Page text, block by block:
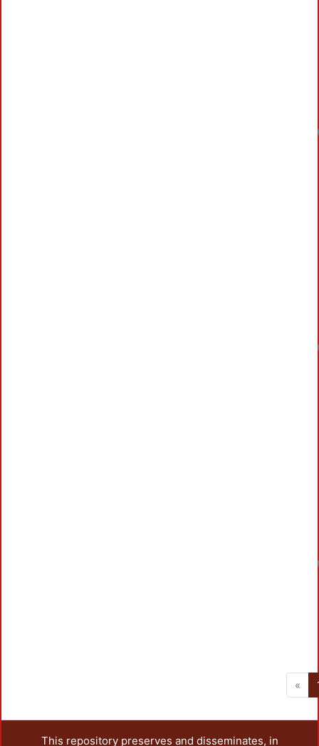
«
This repository preserves and disseminates, in